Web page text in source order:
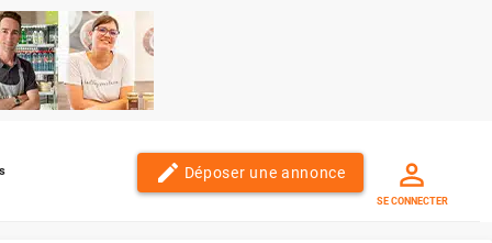
edit Déposer une annonce
SE CONNECTER